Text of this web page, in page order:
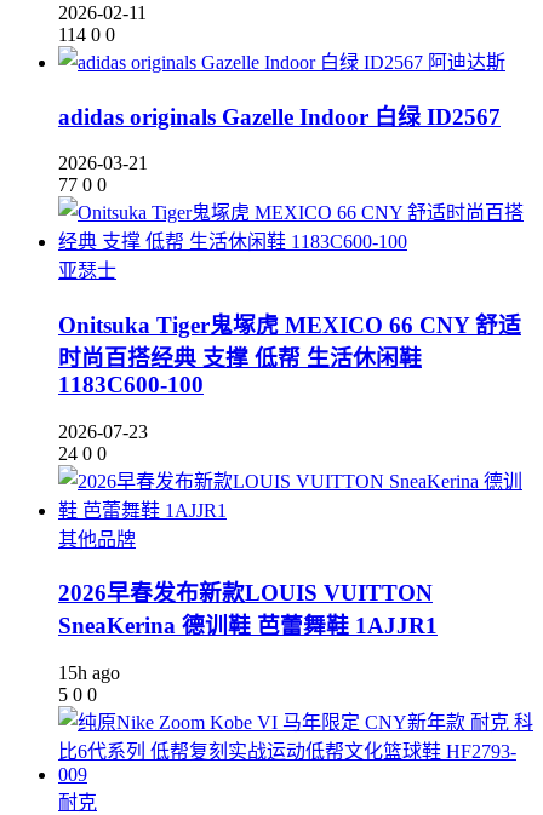
2026-02-11
114 0 0
阿迪达斯
adidas originals Gazelle Indoor 白绿 ID2567
2026-03-21
77 0 0
亚瑟士
Onitsuka Tiger鬼塚虎 MEXICO 66 CNY 舒适
时尚百搭经典 支撑 低帮 生活休闲鞋
1183C600-100
2026-07-23
24 0 0
其他品牌
2026早春发布新款LOUIS VUITTON
SneaKerina 德训鞋 芭蕾舞鞋 1AJJR1
15h ago
5 0 0
耐克